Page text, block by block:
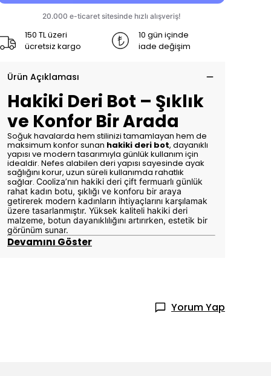
150 TL üzeri
ücretsiz kargo
10 gün içinde
iade değişim
Ürün Açıklaması
Hakiki Deri Bot – Şıklık
ve Konfor Bir Arada
Soğuk havalarda hem stilinizi tamamlayan hem de
maksimum konfor sunan hakiki deri bot, dayanıklı
yapısı ve modern tasarımıyla günlük kullanım için
idealdir. Nefes alabilen deri yapısı sayesinde ayak
sağlığını korur, uzun süreli kullanımda rahatlık
sağlar. Cooliza’nın hakiki deri çift fermuarlı günlük
rahat kadın botu, şıklığı ve konforu bir araya
getirerek modern kadınların ihtiyaçlarını karşılamak
üzere tasarlanmıştır. Yüksek kaliteli hakiki deri
malzeme, botun dayanıklılığını artırırken, estetik bir
görünüm sunar.
Devamını Göster
Yorum Yap